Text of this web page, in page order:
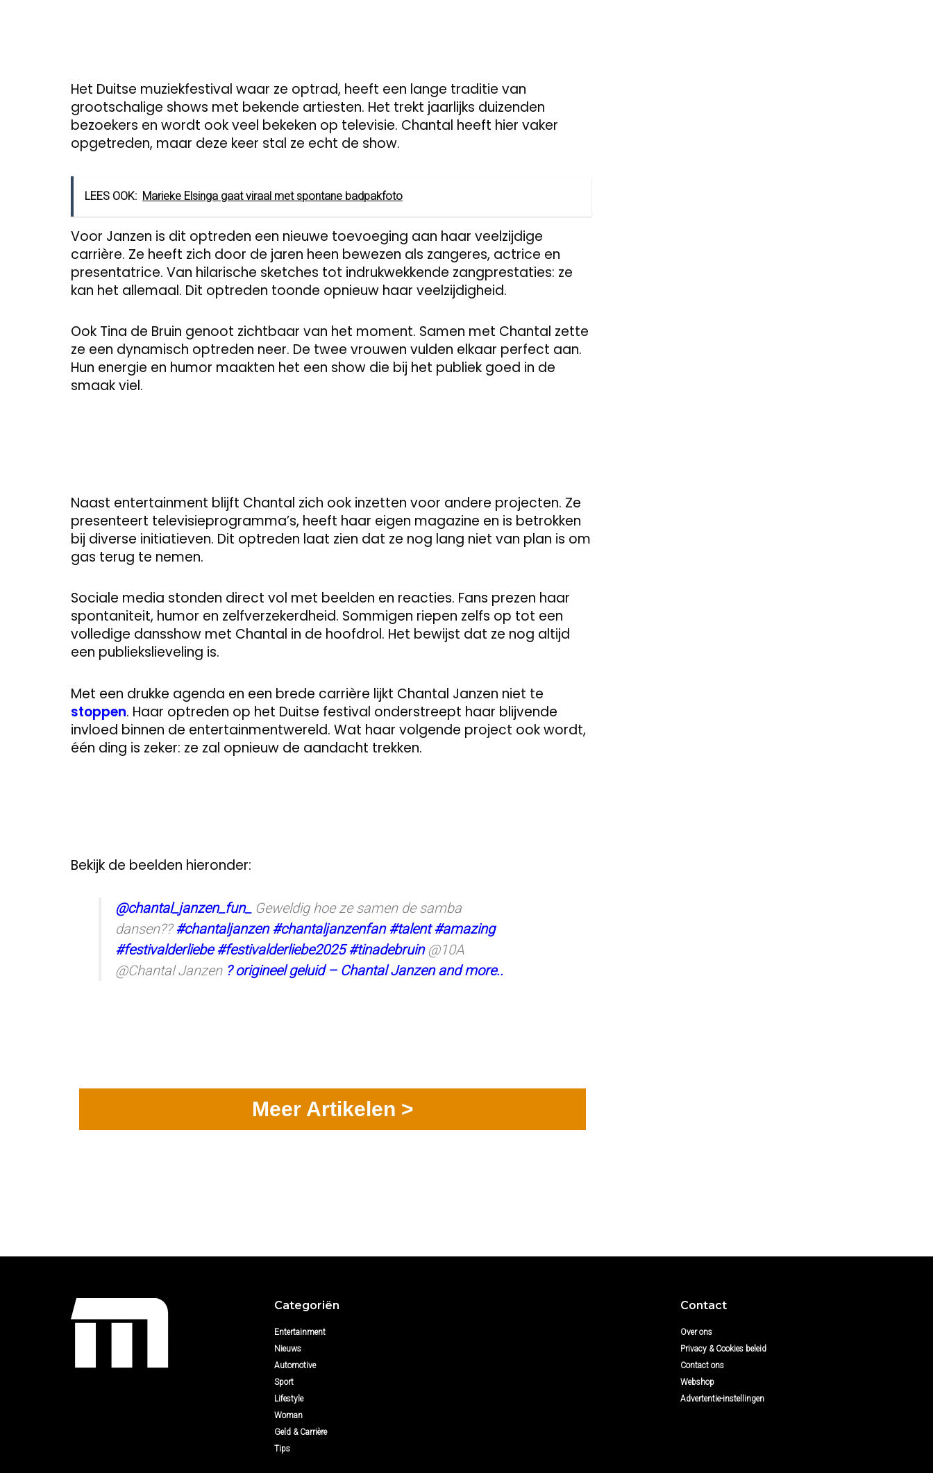
Het Duitse muziekfestival waar ze optrad, heeft een lange traditie van
grootschalige shows met bekende artiesten. Het trekt jaarlijks duizenden
bezoekers en wordt ook veel bekeken op televisie. Chantal heeft hier vaker
opgetreden, maar deze keer stal ze echt de show.
LEES OOK: Marieke Elsinga gaat viraal met spontane badpakfoto
Voor Janzen is dit optreden een nieuwe toevoeging aan haar veelzijdige
carrière. Ze heeft zich door de jaren heen bewezen als zangeres, actrice en
presentatrice. Van hilarische sketches tot indrukwekkende zangprestaties: ze
kan het allemaal. Dit optreden toonde opnieuw haar veelzijdigheid.
Ook Tina de Bruin genoot zichtbaar van het moment. Samen met Chantal zette
ze een dynamisch optreden neer. De twee vrouwen vulden elkaar perfect aan.
Hun energie en humor maakten het een show die bij het publiek goed in de
smaak viel.
Naast entertainment blijft Chantal zich ook inzetten voor andere projecten. Ze
presenteert televisieprogramma’s, heeft haar eigen magazine en is betrokken
bij diverse initiatieven. Dit optreden laat zien dat ze nog lang niet van plan is om
gas terug te nemen.
Sociale media stonden direct vol met beelden en reacties. Fans prezen haar
spontaniteit, humor en zelfverzekerdheid. Sommigen riepen zelfs op tot een
volledige dansshow met Chantal in de hoofdrol. Het bewijst dat ze nog altijd
een publiekslieveling is.
Met een drukke agenda en een brede carrière lijkt Chantal Janzen niet te
stoppen. Haar optreden op het Duitse festival onderstreept haar blijvende
invloed binnen de entertainmentwereld. Wat haar volgende project ook wordt,
één ding is zeker: ze zal opnieuw de aandacht trekken.
Bekijk de beelden hieronder:
@chantal_janzen_fun_Geweldig hoe ze samen de samba
dansen??#chantaljanzen #chantaljanzenfan #talent #amazing
#festivalderliebe #festivalderliebe2025 #tinadebruin@10A
@Chantal Janzen ? origineel geluid – Chantal Janzen and more..
Meer Artikelen >
Categoriën
Entertainment
Nieuws
Automotive
Sport
Lifestyle
Woman
Geld & Carrière
Tips
Contact
Over ons
Privacy & Cookies beleid
Contact ons
Webshop
Advertentie-instellingen